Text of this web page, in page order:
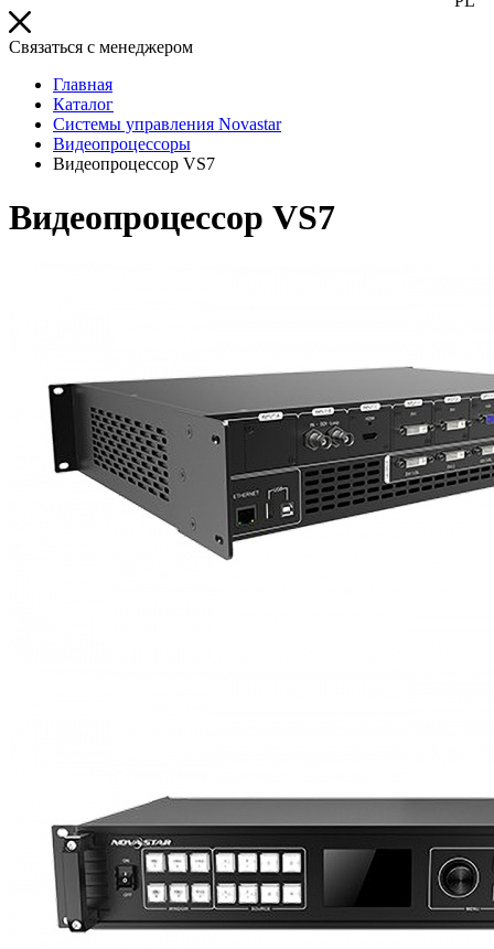
Связаться с менеджером
Главная
Каталог
Системы управления Novastar
Видеопроцессоры
Видеопроцессор VS7
Видеопроцессор VS7